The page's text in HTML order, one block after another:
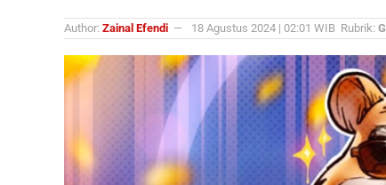
Author: Zainal Efendi 18 Agustus 2024 | 02:01 WIB Rubrik: